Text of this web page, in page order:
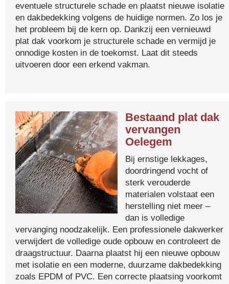
eventuele structurele schade en plaatst nieuwe isolatie
en dakbedekking volgens de huidige normen. Zo los je
het probleem bij de kern op. Dankzij een vernieuwd
plat dak voorkom je structurele schade en vermijd je
onnodige kosten in de toekomst. Laat dit steeds
uitvoeren door een erkend vakman.
Bestaand plat dak
vervangen
Oelegem
Bij ernstige lekkages,
doordringend vocht of
sterk verouderde
materialen volstaat een
herstelling niet meer –
dan is volledige
vervanging noodzakelijk. Een professionele dakwerker
verwijdert de volledige oude opbouw en controleert de
draagstructuur. Daarna plaatst hij een nieuwe opbouw
met isolatie en een moderne, duurzame dakbedekking
zoals EPDM of PVC. Een correcte plaatsing voorkomt